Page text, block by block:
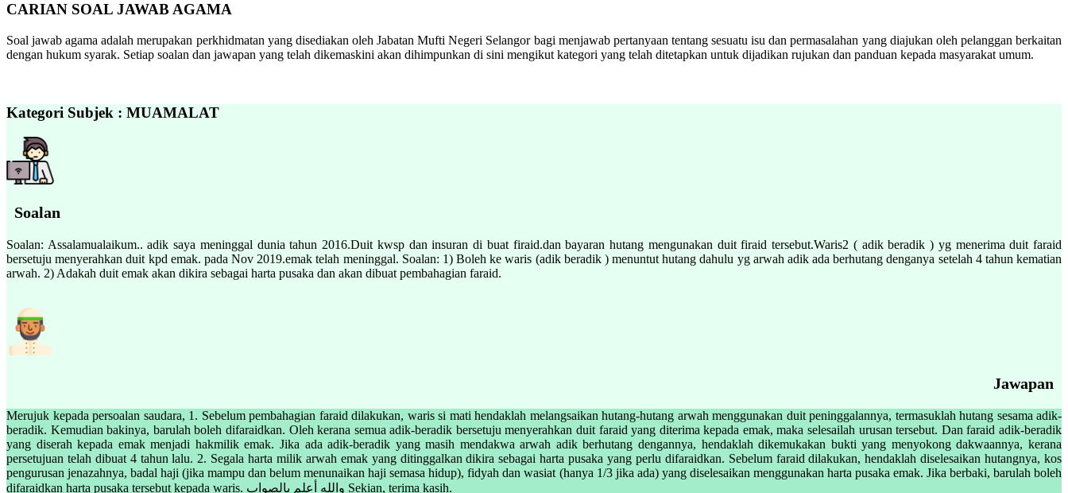
CARIAN SOAL JAWAB AGAMA
Soal jawab agama adalah merupakan perkhidmatan yang disediakan oleh Jabatan Mufti Negeri Selangor bagi menjawab pertanyaan tentang sesuatu isu dan permasalahan yang diajukan oleh pelanggan berkaitan
dengan hukum syarak. Setiap soalan dan jawapan yang telah dikemaskini akan dihimpunkan di sini mengikut kategori yang telah ditetapkan untuk dijadikan rujukan dan panduan kepada masyarakat umum.
Kategori Subjek : MUAMALAT
Soalan
Soalan: Assalamualaikum.. adik saya meninggal dunia tahun 2016.Duit kwsp dan insuran di buat firaid.dan bayaran hutang mengunakan duit firaid tersebut.Waris2 ( adik beradik ) yg menerima duit faraid
bersetuju menyerahkan duit kpd emak. pada Nov 2019.emak telah meninggal. Soalan: 1) Boleh ke waris (adik beradik ) menuntut hutang dahulu yg arwah adik ada berhutang denganya setelah 4 tahun kematian
arwah. 2) Adakah duit emak akan dikira sebagai harta pusaka dan akan dibuat pembahagian faraid.
Jawapan
Merujuk kepada persoalan saudara, 1. Sebelum pembahagian faraid dilakukan, waris si mati hendaklah melangsaikan hutang-hutang arwah menggunakan duit peninggalannya, termasuklah hutang sesama adik-
beradik. Kemudian bakinya, barulah boleh difaraidkan. Oleh kerana semua adik-beradik bersetuju menyerahkan duit faraid yang diterima kepada emak, maka selesailah urusan tersebut. Dan faraid adik-beradik
yang diserah kepada emak menjadi hakmilik emak. Jika ada adik-beradik yang masih mendakwa arwah adik berhutang dengannya, hendaklah dikemukakan bukti yang menyokong dakwaannya, kerana
persetujuan telah dibuat 4 tahun lalu. 2. Segala harta milik arwah emak yang ditinggalkan dikira sebagai harta pusaka yang perlu difaraidkan. Sebelum faraid dilakukan, hendaklah diselesaikan hutangnya, kos
pengurusan jenazahnya, badal haji (jika mampu dan belum menunaikan haji semasa hidup), fidyah dan wasiat (hanya 1/3 jika ada) yang diselesaikan menggunakan harta pusaka emak. Jika berbaki, barulah boleh
difaraidkan harta pusaka tersebut kepada waris. والله أعلم بالصواب Sekian, terima kasih.